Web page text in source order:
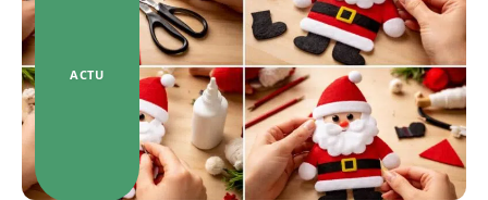
ACTU